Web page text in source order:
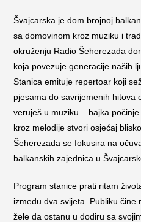
Švajcarska je dom brojnoj
sa domovinom kroz muziku i
okruženju Radio Šeherezada
koja povezuje generacije naših
Stanica emituje repertoar koji
pjesama do savrijemenih hitova
veruješ u muziku – bajka
kroz melodije stvori osjećaj
Šeherezada se fokusira na
balkanskih zajednica u
Program stanice prati ritam
između dva svijeta. Publiku čine
žele da ostanu u dodiru sa